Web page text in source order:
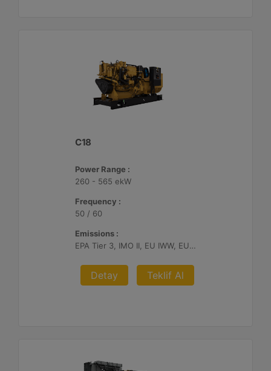
C18
Power Range :
260 - 565 ekW
Frequency :
50 / 60
Emissions :
EPA Tier 3, IMO II, EU IWW, EU Stage V, China II
Detay Teklif Al